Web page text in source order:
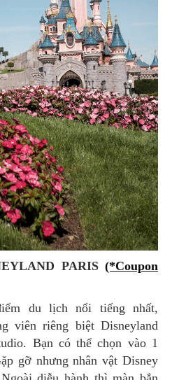
PARIS (*Coupon
viên riêng biệt Disneyland
Bạn có thể chọn vào 1
gỡ nhưng nhân vật Disney